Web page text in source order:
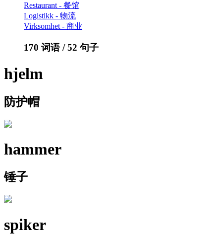
Restaurant - 餐馆
Logistikk - 物流
Virksomhet - 商业
170 词语 / 52 句子
hjelm
防护帽
hammer
锤子
spiker